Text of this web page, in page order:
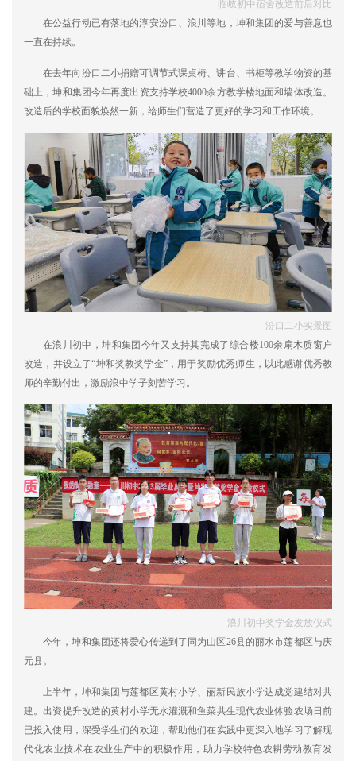
临岐初中宿舍改造前后对比
在公益行动已有落地的淳安汾口、浪川等地，坤和集团的爱与善意也
一直在持续。
在去年向汾口二小捐赠可调节式课桌椅、讲台、书柜等教学物资的基
础上，坤和集团今年再度出资支持学校4000余方教学楼地面和墙体改造。
改造后的学校面貌焕然一新，给师生们营造了更好的学习和工作环境。
汾口二小实景图
在浪川初中，坤和集团今年又支持其完成了综合楼100余扇木质窗户
改造，并设立了“坤和奖教奖学金”，用于奖励优秀师生，以此感谢优秀教
师的辛勤付出，激励浪中学子刻苦学习。
浪川初中奖学金发放仪式
今年，坤和集团还将爱心传递到了同为山区26县的丽水市莲都区与庆
元县。
上半年，坤和集团与莲都区黄村小学、丽新民族小学达成党建结对共
建。出资提升改造的黄村小学无水灌溉和鱼菜共生现代农业体验农场日前
已投入使用，深受学生们的欢迎，帮助他们在实践中更深入地学习了解现
代化农业技术在农业生产中的积极作用，助力学校特色农耕劳动教育发